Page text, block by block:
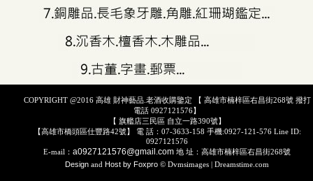
COPYRIGHT @2016 高雄 財神藝品.老酒收購鑒定 【 高雄市楠梓區右昌街268號 撥打
電話 0927121576】
【 旗艦店三民區 自立一路390號】
【高雄市橋頭區仕豐路42號】 電 話：07-3633-158 手機:0927-121-576 Line ID:
0927121576
E-mail： a0927121576@gmail.com 地 址：高雄市楠梓區右昌街268號
Design and Host by Foxpro © Dvmsimages | Dreamstime.com